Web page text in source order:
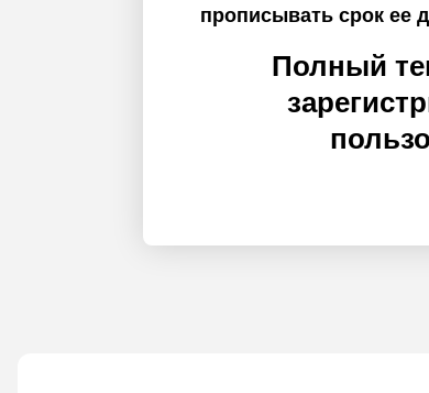
прописывать срок ее
Полный